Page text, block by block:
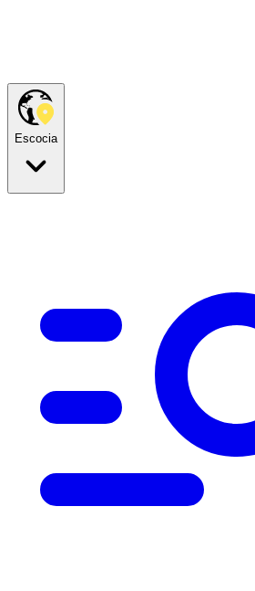
Escocia